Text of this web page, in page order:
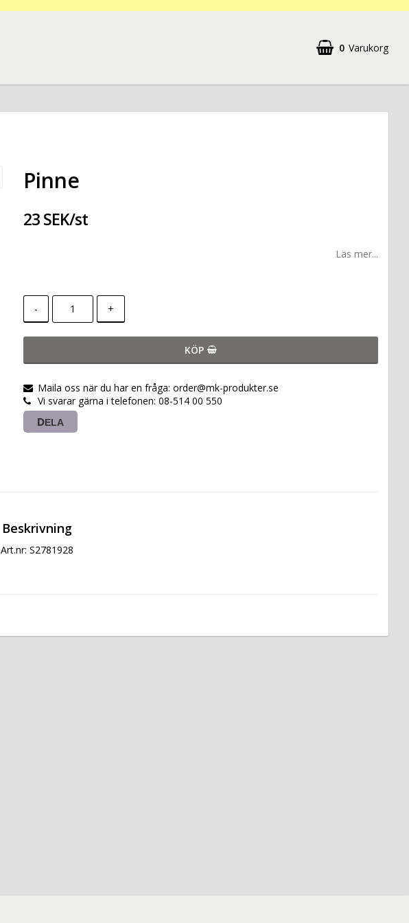
0 Varukorg
Pinne
23 SEK/st
Läs mer...
- +
KÖP
Maila oss när du har en fråga: order@mk-produkter.se
Vi svarar gärna i telefonen: 08-514 00 550
DELA
Beskrivning
Art.nr: S2781928